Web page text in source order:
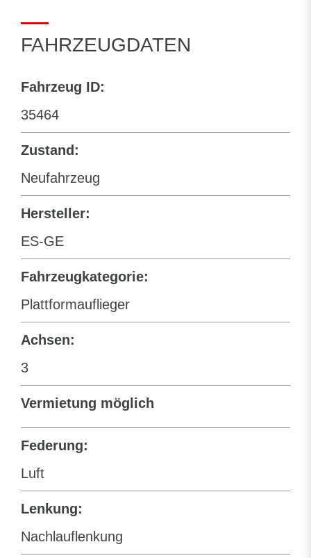
FAHRZEUGDATEN
Fahrzeug ID:
35464
Zustand:
Neufahrzeug
Hersteller:
ES-GE
Fahrzeugkategorie:
Plattformauflieger
Achsen:
3
Vermietung möglich
Federung:
Luft
Lenkung:
Nachlauflenkung